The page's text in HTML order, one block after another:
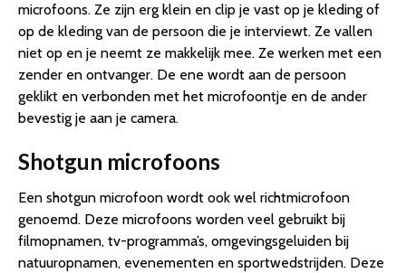
microfoons. Ze zijn erg klein en clip je vast op je kleding of
op de kleding van de persoon die je interviewt. Ze vallen
niet op en je neemt ze makkelijk mee. Ze werken met een
zender en ontvanger. De ene wordt aan de persoon
geklikt en verbonden met het microfoontje en de ander
bevestig je aan je camera.
Shotgun microfoons
Een shotgun microfoon wordt ook wel richtmicrofoon
genoemd. Deze microfoons worden veel gebruikt bij
filmopnamen, tv-programma’s, omgevingsgeluiden bij
natuuropnamen, evenementen en sportwedstrijden. Deze